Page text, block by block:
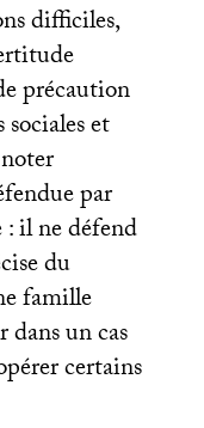
difficiles,
précaution
et
par
: il ne défend
du
famille
un cas
certains